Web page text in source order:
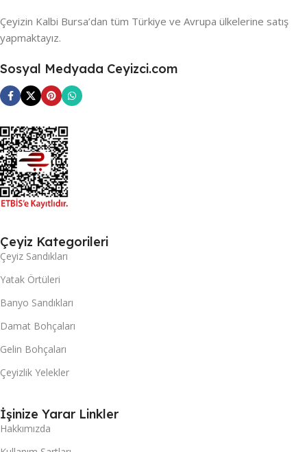
Çeyizin Kalbi Bursa’dan tüm Türkiye ve Avrupa ülkelerine satış
yapmaktayız.
Sosyal Medyada Ceyizci.com
Çeyiz Kategorileri
Çeyiz Sandıkları
Yatak Örtüleri
Banyo Sandıkları
Damat Bohçaları
Gelin Bohçaları
Çeyizlik Yelekler
İşinize Yarar Linkler
Hakkımızda